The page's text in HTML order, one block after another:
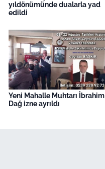
yıldönümünde dualarla yad
edildi
Yeni Mahalle Muhtarı İbrahim
Dağ izne ayrıldı